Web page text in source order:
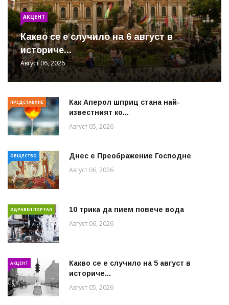
АКЦЕНТ
Какво се е случило на 6 август в
историче...
Август 06, 2026
ПРЕДСТАВЯНЕ
Как Аперол шприц стана най-
известният ко...
Август 05, 2026
ОБЩЕСТВО Днес е Преображение Господне
Август 06, 2026
ЗДРАВЕН ПОРТАЛ 10 трика да пием повече вода
Август 06, 2026
АКЦЕНТ
Какво се е случило на 5 август в
историче...
Август 05, 2026